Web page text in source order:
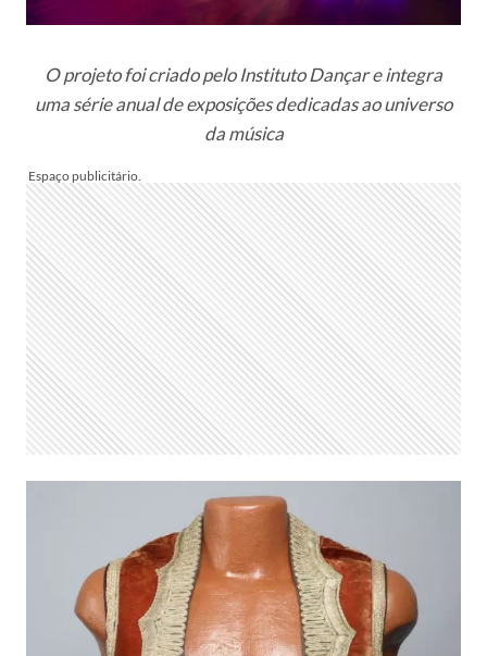
O projeto foi criado pelo Instituto Dançar e integra
uma série anual de exposições dedicadas ao universo
da música